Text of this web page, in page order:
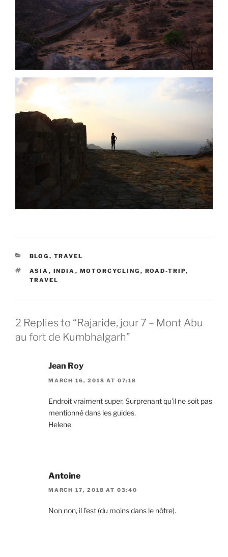
CATEGORIES
BLOG , TRAVEL
TAGS
ASIA , INDIA , MOTORCYCLING , ROAD-TRIP,
TRAVEL
2 Replies to “Rajaride, jour 7 – Mont Abu
au fort de Kumbhalgarh”
Jean Roy
MARCH 16, 2018 AT 07:18
Endroit vraiment super. Surprenant qu’il ne soit pas
mentionné dans les guides.
Helene
Antoine
MARCH 17, 2018 AT 03:40
Non non, il l’est (du moins dans le nôtre).